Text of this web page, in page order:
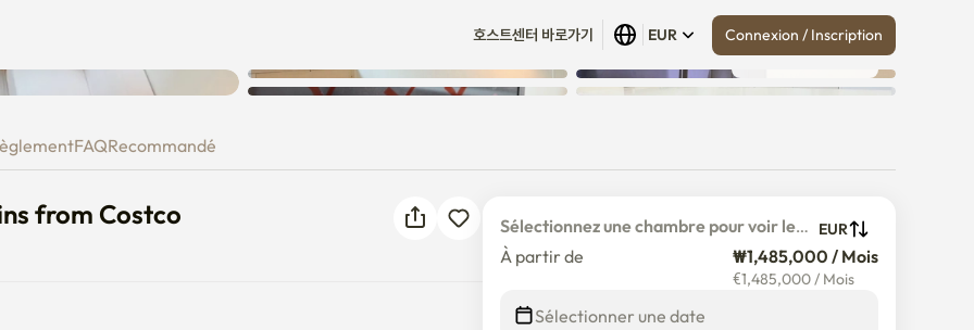
호스트센터 바로가기 EUR Connexion / Inscription
mins from Costco
Tout afficher (17)
FAQRecommandé
from Costco
Sélectionnez une chambre pour voir le
prix détaillé
EUR
À partir de ₩1,485,000 / Mois
€1,485,000/ Mois
Sélectionner une date
survenue. Veuillez réessayer.